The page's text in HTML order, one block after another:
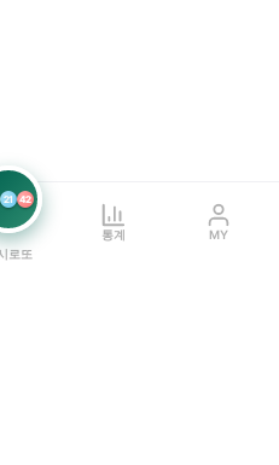
21 42
로또
통계 MY